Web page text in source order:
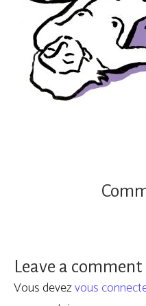
Leave a comment
Vous devezvous